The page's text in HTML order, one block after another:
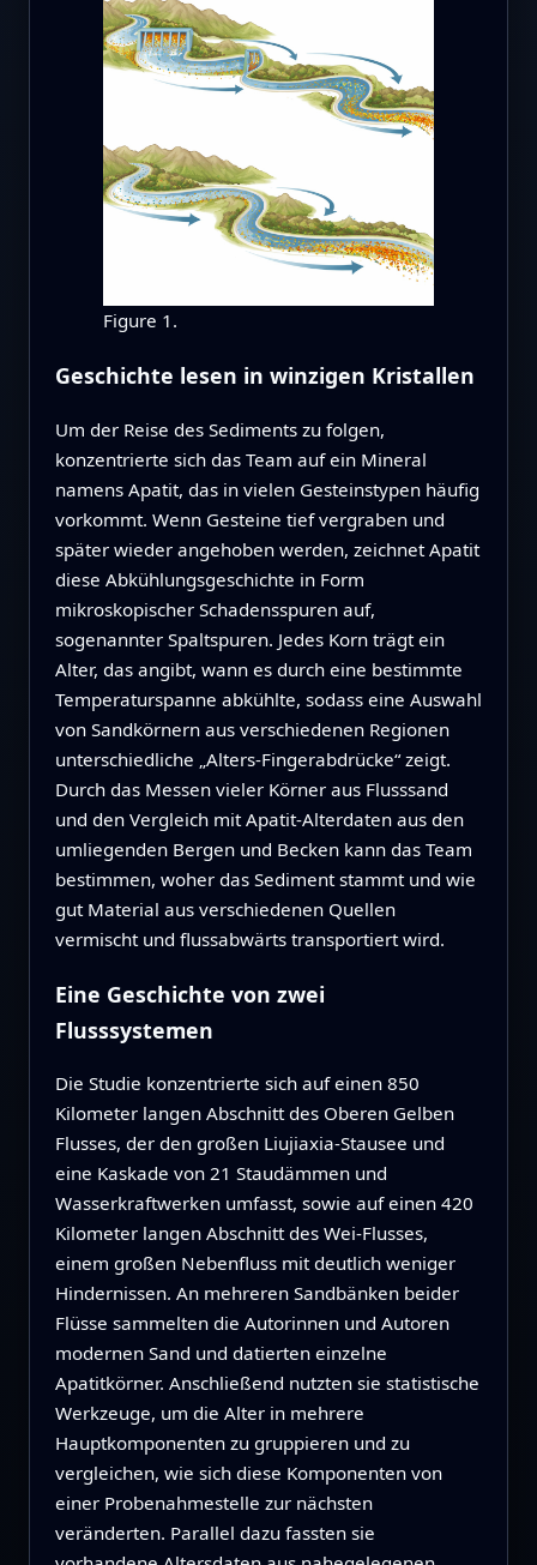
Figure 1.
Geschichte lesen in winzigen Kristallen
Um der Reise des Sediments zu folgen,
konzentrierte sich das Team auf ein Mineral
namens Apatit, das in vielen Gesteinstypen häufig
vorkommt. Wenn Gesteine tief vergraben und
später wieder angehoben werden, zeichnet Apatit
diese Abkühlungsgeschichte in Form
mikroskopischer Schadensspuren auf,
sogenannter Spaltspuren. Jedes Korn trägt ein
Alter, das angibt, wann es durch eine bestimmte
Temperaturspanne abkühlte, sodass eine Auswahl
von Sandkörnern aus verschiedenen Regionen
unterschiedliche „Alters-Fingerabdrücke“ zeigt.
Durch das Messen vieler Körner aus Flusssand
und den Vergleich mit Apatit-Alterdaten aus den
umliegenden Bergen und Becken kann das Team
bestimmen, woher das Sediment stammt und wie
gut Material aus verschiedenen Quellen
vermischt und flussabwärts transportiert wird.
Eine Geschichte von zwei
Flusssystemen
Die Studie konzentrierte sich auf einen 850
Kilometer langen Abschnitt des Oberen Gelben
Flusses, der den großen Liujiaxia-Stausee und
eine Kaskade von 21 Staudämmen und
Wasserkraftwerken umfasst, sowie auf einen 420
Kilometer langen Abschnitt des Wei-Flusses,
einem großen Nebenfluss mit deutlich weniger
Hindernissen. An mehreren Sandbänken beider
Flüsse sammelten die Autorinnen und Autoren
modernen Sand und datierten einzelne
Apatitkörner. Anschließend nutzten sie statistische
Werkzeuge, um die Alter in mehrere
Hauptkomponenten zu gruppieren und zu
vergleichen, wie sich diese Komponenten von
einer Probenahmestelle zur nächsten
veränderten. Parallel dazu fassten sie